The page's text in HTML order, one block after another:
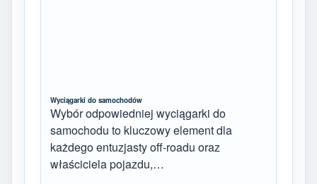
Wyciągarki do samochodów
Wybór odpowiedniej wyciągarki do
samochodu to kluczowy element dla
każdego entuzjasty off-roadu oraz
właściciela pojazdu,…